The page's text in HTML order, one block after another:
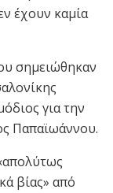
έχουν καμία
σημειώθηκαν
για την
Παπαϊωάννου.
βίας» από